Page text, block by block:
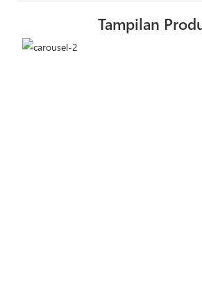
Tampilan